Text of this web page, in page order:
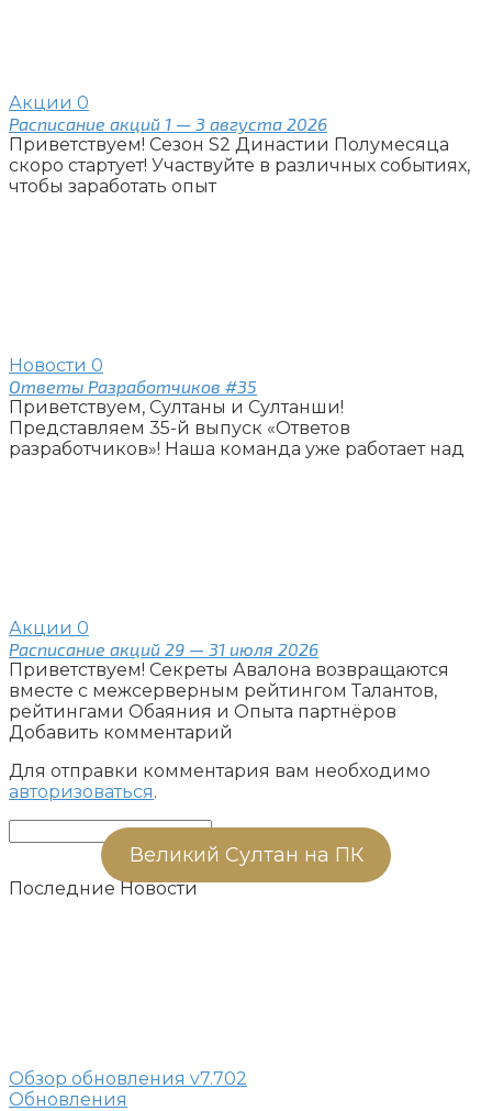
Акции 0
Расписание акций 1 — 3 августа 2026
Приветствуем! Сезон S2 Династии Полумесяца
скоро стартует! Участвуйте в различных событиях,
чтобы заработать опыт
Новости 0
Ответы Разработчиков #35
Приветствуем, Султаны и Султанши!
Представляем 35-й выпуск «Ответов
разработчиков»! Наша команда уже работает над
Акции 0
Расписание акций 29 — 31 июля 2026
Приветствуем! Секреты Авалона возвращаются
вместе с межсерверным рейтингом Талантов,
рейтингами Обаяния и Опыта партнёров
Добавить комментарий
Для отправки комментария вам необходимо
авторизоваться.
Великий Султан на ПК
Последние Новости
Обзор обновления v7.702
Обновления